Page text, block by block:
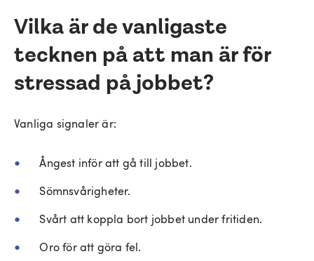
Vilka är de vanligaste
tecknen på att man är för
stressad på jobbet?
Vanliga signaler är:
Ångest inför att gå till jobbet.
Sömnsvårigheter.
Svårt att koppla bort jobbet under fritiden.
Oro för att göra fel.